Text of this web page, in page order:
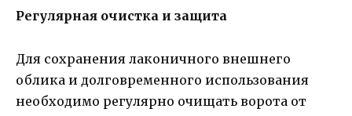
Регулярная очистка и защита
Для сохранения лаконичного внешнего
облика и долговременного использования
необходимо регулярно очищать ворота от